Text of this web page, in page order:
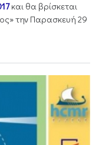
και θα βρίσκεται
την Παρασκευή 29